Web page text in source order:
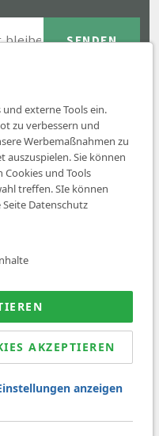
reserved.
externe Tools ein.
zu verbessern und
Werbemaßnahmen zu
auszuspielen. Sie können
Cookies und Tools
treffen. SIe können
Datenschutz
AKZEPTIEREN
anzeigen